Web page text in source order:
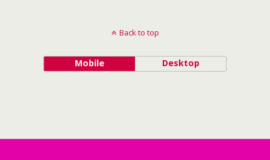
Back to top
Mobile Desktop